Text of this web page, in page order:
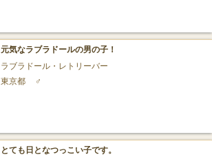
元気なラブラドールの男の子！
ラブラドール・レトリーバー
東京都
♂
とても日となつっこい子です。